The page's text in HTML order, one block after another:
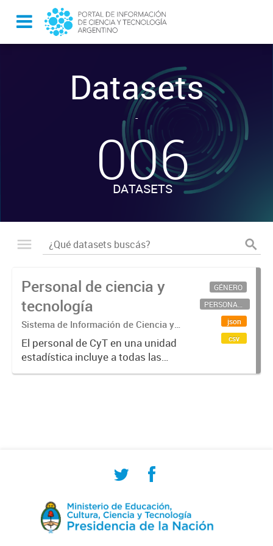
Datasets
-
006
DATASETS
Personal de ciencia y
tecnología
Sistema de Información de Ciencia y
Tecnología Argentino (SICYTAR)
El personal de CyT en una unidad
estadística incluye a todas las
personas involucradas
GÉNERO
PERSONAL CIENTÍFICO-TECNOLÓGICO
json
csv